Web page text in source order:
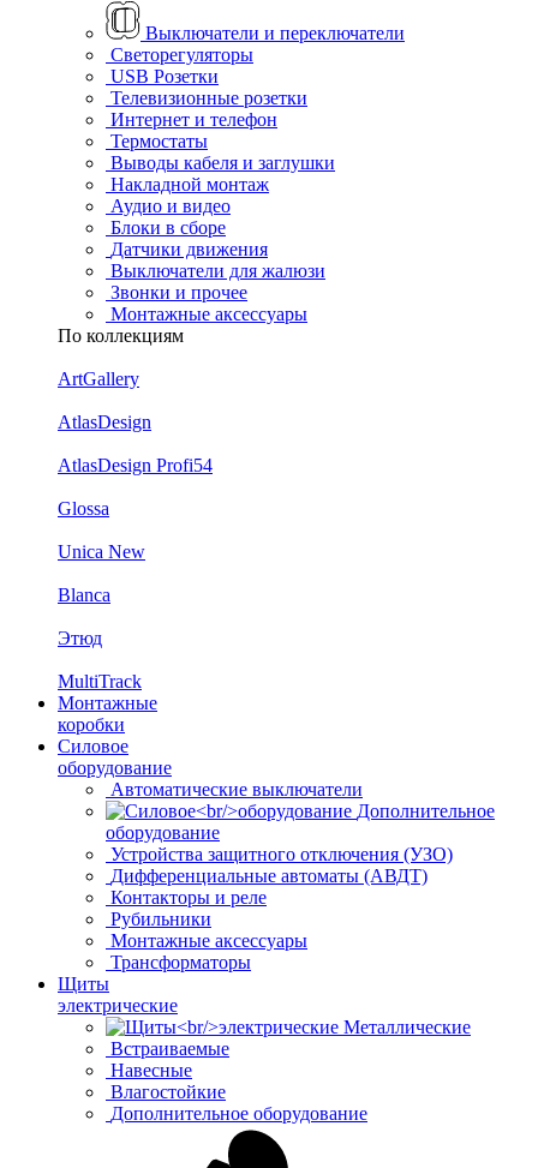
Выключатели и переключатели
Светорегуляторы
USB Розетки
Телевизионные розетки
Интернет и телефон
Термостаты
Выводы кабеля и заглушки
Накладной монтаж
Аудио и видео
Блоки в сборе
Датчики движения
Выключатели для жалюзи
Звонки и прочее
Монтажные аксессуары
По коллекциям
ArtGallery
AtlasDesign
AtlasDesign Profi54
Glossa
Unica New
Blanca
Этюд
MultiTrack
Монтажные
коробки
Силовое
оборудование
Автоматические выключатели
Дополнительное
оборудование
Устройства защитного отключения (УЗО)
Дифференциальные автоматы (АВДТ)
Контакторы и реле
Рубильники
Монтажные аксессуары
Трансформаторы
Щиты
электрические
Металлические
Встраиваемые
Навесные
Влагостойкие
Дополнительное оборудование